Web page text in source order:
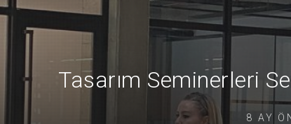
Tasarım Seminerleri
8 AY